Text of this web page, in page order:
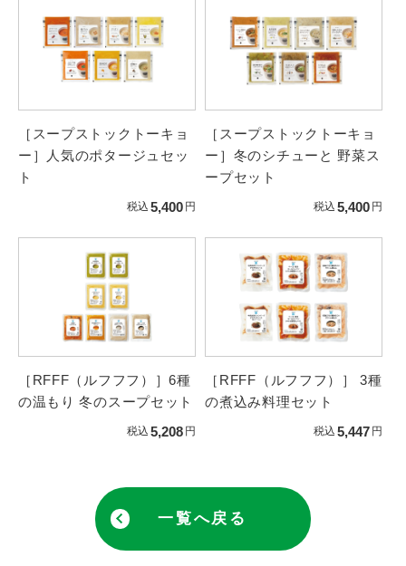
［スープストックトーキョ
ー］人気のポタージュセッ
ト
税込 5,400 円
［スープストックトーキョ
ー］冬のシチューと 野菜ス
ープセット
税込 5,400 円
［RFFF（ルフフフ）］6種
の温もり 冬のスープセット
税込 5,208 円
［RFFF（ルフフフ）］ 3種
の煮込み料理セット
税込 5,447 円
一覧へ戻る